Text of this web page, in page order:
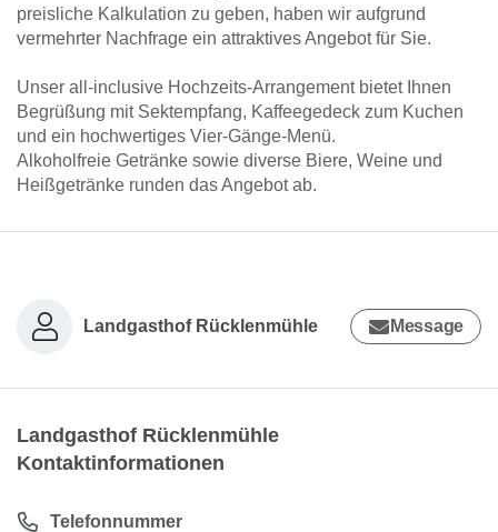
preisliche Kalkulation zu geben, haben wir aufgrund
vermehrter Nachfrage ein attraktives Angebot für Sie.
Unser all-inclusive Hochzeits-Arrangement bietet Ihnen
Begrüßung mit Sektempfang, Kaffeegedeck zum Kuchen
und ein hochwertiges Vier-Gänge-Menü.
Alkoholfreie Getränke sowie diverse Biere, Weine und
Heißgetränke runden das Angebot ab.
Landgasthof Rücklenmühle Message
Landgasthof Rücklenmühle
Kontaktinformationen
Telefonnummer